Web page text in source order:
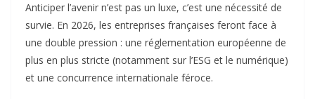
Anticiper l’avenir n’est pas un luxe, c’est une nécessité de
survie. En 2026, les entreprises françaises feront face à
une double pression : une réglementation européenne de
plus en plus stricte (notamment sur l’ESG et le numérique)
et une concurrence internationale féroce.